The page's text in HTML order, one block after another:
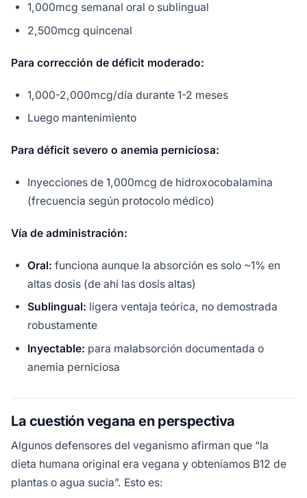
1,000mcg semanal oral o sublingual
2,500mcg quincenal
Para corrección de déficit moderado:
1,000-2,000mcg/día durante 1-2 meses
Luego mantenimiento
Para déficit severo o anemia perniciosa:
Inyecciones de 1,000mcg de hidroxocobalamina
(frecuencia según protocolo médico)
Vía de administración:
Oral: funciona aunque la absorción es solo ~1% en
altas dosis (de ahí las dosis altas)
Sublingual: ligera ventaja teórica, no demostrada
robustamente
Inyectable: para malabsorción documentada o
anemia perniciosa
La cuestión vegana en perspectiva
Algunos defensores del veganismo afirman que “la
dieta humana original era vegana y obteníamos B12 de
plantas o agua sucia”. Esto es: